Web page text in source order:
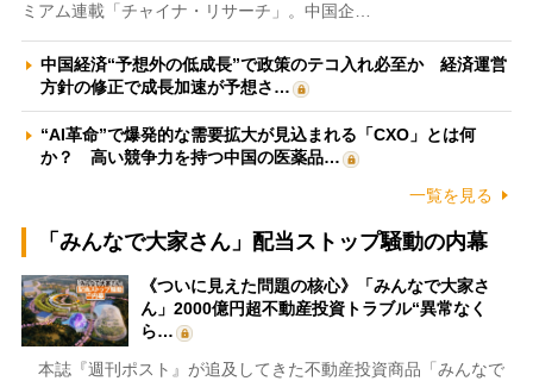
ミアム連載「チャイナ・リサーチ」。中国企…
中国経済“予想外の低成長”で政策のテコ入れ必至か 経済運営
方針の修正で成長加速が予想さ…
“AI革命”で爆発的な需要拡大が見込まれる「CXO」とは何
か？ 高い競争力を持つ中国の医薬品…
一覧を見る
「みんなで大家さん」配当ストップ騒動の内幕
《ついに見えた問題の核心》「みんなで大家さ
ん」2000億円超不動産投資トラブル“異常なく
ら…
本誌『週刊ポスト』が追及してきた不動産投資商品「みんなで